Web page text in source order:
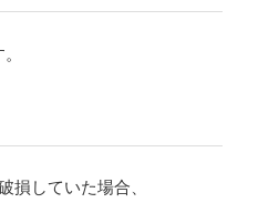
損していた場合、